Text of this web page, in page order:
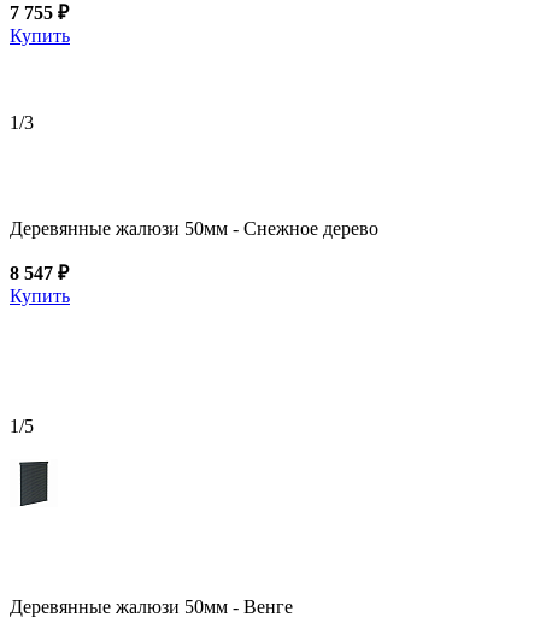
7 755 ₽
Купить
1/3
Деревянные жалюзи 50мм - Снежное дерево
8 547 ₽
Купить
1/5
Деревянные жалюзи 50мм - Венге